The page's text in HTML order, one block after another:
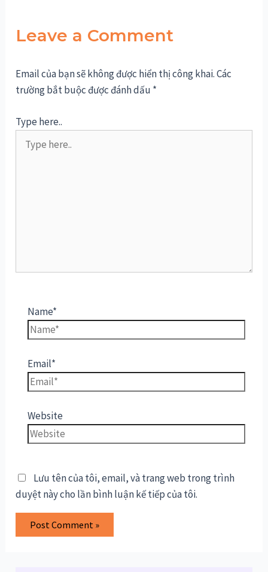
Leave a Comment
Email của bạn sẽ không được hiển thị công khai.Các
trường bắt buộc được đánh dấu *
Type here..
Name*
Email*
Website
Lưu tên của tôi, email, và trang web trong trình
duyệt này cho lần bình luận kế tiếp của tôi.